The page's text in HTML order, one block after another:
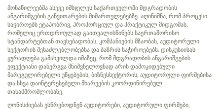
მონაწილეებმა ასევე იმსჯელეს საქართველოში მდგრადობის
ანგარიშგების განვითარების მიმართულებებზე. აღინიშნა, რომ პროცესი
საჭიროებს ეტაპობრივ, პროპორციულ და პრაქტიკულ მიდგომას,
რომელიც ერთდროულად გაითვალისწინებს საერთაშორისო
სტანდარტებთან თავსებადობას, კომპანიების მზაობას, აუდიტორული
სექტორის შესაძლებლობებსა და ბაზრის საჭიროებებს. დისკუსიისას
ყურადღება გამახვილდა იმაზეც, რომ მდგრადობის ანგარიშგების
ეფექტიანი დანერგვა მნიშვნელოვნად არის დამოკიდებული
მარეგულირებელი უწყებების, ბიზნესსექტორის, აუდიტორული ფირმებისა
და სხვა დაინტერესებული მხარეების კოორდინირებულ
თანამშრომლობაზე.
ღონისძიებას ესწრებოდნენ აუდიტორები, აუდიტორული ფირმები,